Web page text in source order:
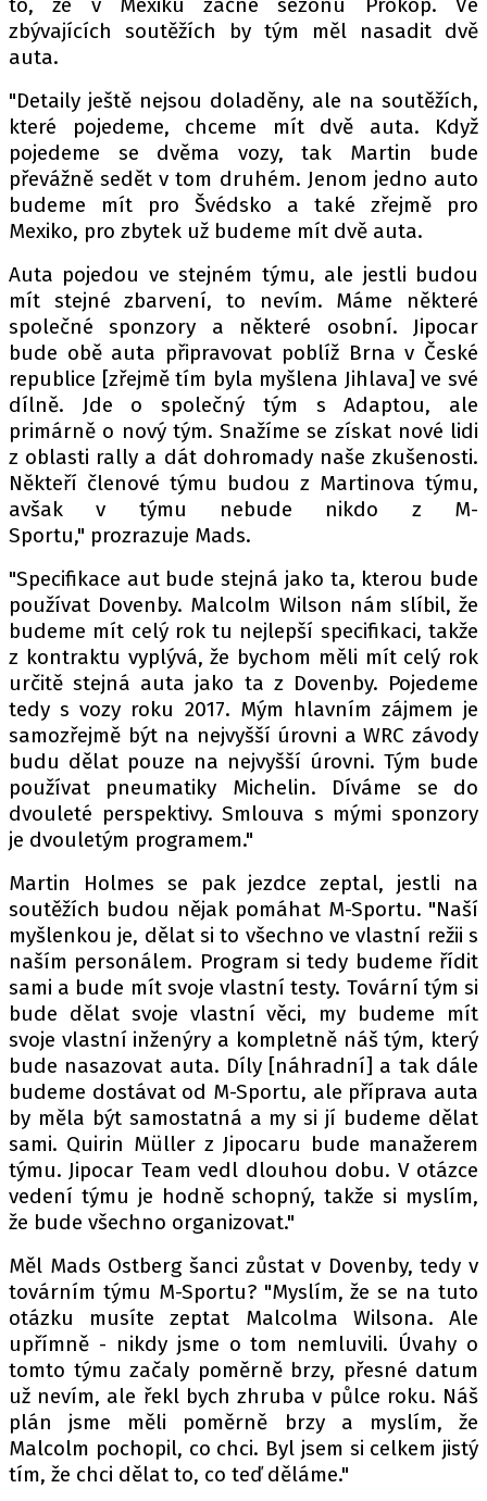
OSOBNÍ ÚDAJE / COOKIES
Provozovatelem serveru autoroad.cz je
INCORP MEDIA GROUP s.r.o., IČ: 118 23 054
zbývajících soutěžích by tým měl nasadit dvě
auta.
"Detaily ještě nejsou doladěny, ale na soutěžích,
které pojedeme, chceme mít dvě auta. Když
pojedeme se dvěma vozy, tak Martin bude
převážně sedět v tom druhém. Jenom jedno auto
budeme mít pro Švédsko a také zřejmě pro
Mexiko, pro zbytek už budeme mít dvě auta.
Auta pojedou ve stejném týmu, ale jestli budou
mít stejné zbarvení, to nevím. Máme některé
společné sponzory a některé osobní. Jipocar
bude obě auta připravovat poblíž Brna v České
republice [zřejmě tím byla myšlena Jihlava] ve své
dílně. Jde o společný tým s Adaptou, ale
primárně o nový tým. Snažíme se získat nové lidi
z oblasti rally a dát dohromady naše zkušenosti.
Někteří členové týmu budou z Martinova týmu,
avšak v týmu nebude nikdo z M-
Sportu," prozrazuje Mads.
"Specifikace aut bude stejná jako ta, kterou bude
používat Dovenby. Malcolm Wilson nám slíbil, že
budeme mít celý rok tu nejlepší specifikaci, takže
z kontraktu vyplývá, že bychom měli mít celý rok
určitě stejná auta jako ta z Dovenby. Pojedeme
tedy s vozy roku 2017. Mým hlavním zájmem je
samozřejmě být na nejvyšší úrovni a WRC závody
budu dělat pouze na nejvyšší úrovni. Tým bude
používat pneumatiky Michelin. Díváme se do
dvouleté perspektivy. Smlouva s mými sponzory
je dvouletým programem."
Martin Holmes se pak jezdce zeptal, jestli na
soutěžích budou nějak pomáhat M-Sportu. "Naší
myšlenkou je, dělat si to všechno ve vlastní režii s
naším personálem. Program si tedy budeme řídit
sami a bude mít svoje vlastní testy. Tovární tým si
bude dělat svoje vlastní věci, my budeme mít
svoje vlastní inženýry a kompletně náš tým, který
bude nasazovat auta. Díly [náhradní] a tak dále
budeme dostávat od M-Sportu, ale příprava auta
by měla být samostatná a my si jí budeme dělat
sami. Quirin Müller z Jipocaru bude manažerem
týmu. Jipocar Team vedl dlouhou dobu. V otázce
vedení týmu je hodně schopný, takže si myslím,
že bude všechno organizovat."
Měl Mads Ostberg šanci zůstat v Dovenby, tedy v
továrním týmu M-Sportu? "Myslím, že se na tuto
otázku musíte zeptat Malcolma Wilsona. Ale
upřímně - nikdy jsme o tom nemluvili. Úvahy o
tomto týmu začaly poměrně brzy, přesné datum
už nevím, ale řekl bych zhruba v půlce roku. Náš
plán jsme měli poměrně brzy a myslím, že
Malcolm pochopil, co chci. Byl jsem si celkem jistý
tím, že chci dělat to, co teď děláme."